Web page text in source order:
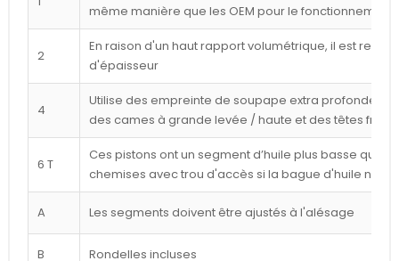
même manière que les OEM pour le fonctionnement
2
En raison d'un haut rapport volumétrique, il est
d'épaisseur
4
Utilise des empreinte de soupape extra profondes
des cames à grande levée / haute et des têtes
6 T
Ces pistons ont un segment d’huile plus basse que
chemises avec trou d'accès si la bague d'huile
A Les segments doivent être ajustés à l'alésage
B Rondelles incluses